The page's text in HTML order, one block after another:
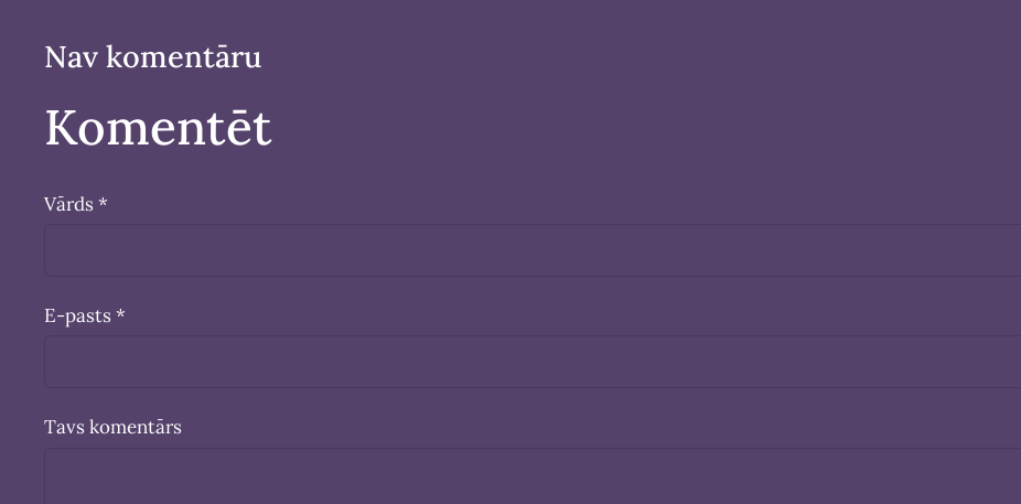
Nav komentāru
Komentēt
Vārds *
E-pasts *
Tavs komentārs